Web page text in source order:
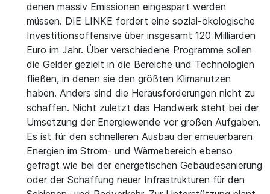
denen massiv Emissionen eingespart werden
müssen. DIE LINKE fordert eine sozial-ökologische
Investitionsoffensive über insgesamt 120 Milliarden
Euro im Jahr. Über verschiedene Programme sollen
die Gelder gezielt in die Bereiche und Technologien
fließen, in denen sie den größten Klimanutzen
haben. Anders sind die Herausforderungen nicht zu
schaffen. Nicht zuletzt das Handwerk steht bei der
Umsetzung der Energiewende vor großen Aufgaben.
Es ist für den schnelleren Ausbau der erneuerbaren
Energien im Strom- und Wärmebereich ebenso
gefragt wie bei der energetischen Gebäudesanierung
oder der Schaffung neuer Infrastrukturen für den